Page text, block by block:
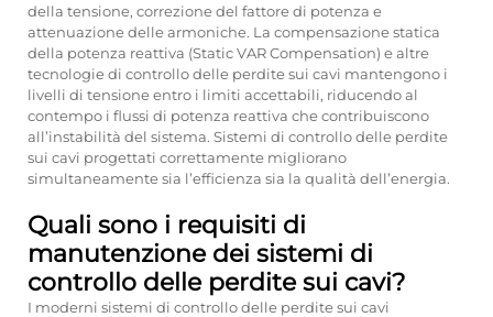
della tensione, correzione del fattore di potenza e
attenuazione delle armoniche. La compensazione statica
della potenza reattiva (Static VAR Compensation) e altre
tecnologie di controllo delle perdite sui cavi mantengono i
livelli di tensione entro i limiti accettabili, riducendo al
contempo i flussi di potenza reattiva che contribuiscono
all’instabilità del sistema. Sistemi di controllo delle perdite
sui cavi progettati correttamente migliorano
simultaneamente sia l’efficienza sia la qualità dell’energia.
Quali sono i requisiti di
manutenzione dei sistemi di
controllo delle perdite sui cavi?
I moderni sistemi di controllo delle perdite sui cavi